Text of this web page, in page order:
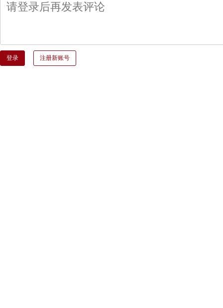
登录 注册新账号